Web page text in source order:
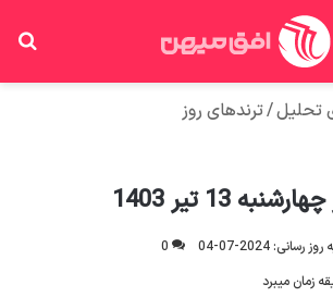
تحلیل/ترندهای روز
13 تیر 1403
2024-07-04
0